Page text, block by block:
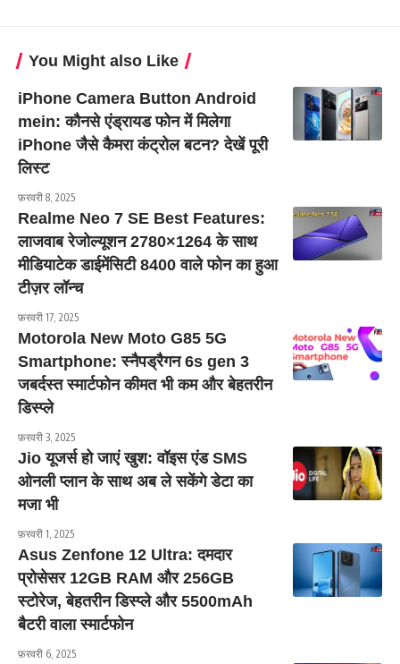
You Might also Like
iPhone Camera Button Android
mein: कौनसे एंड्रायड फोन में मिलेगा
iPhone जैसे कैमरा कंट्रोल बटन? देखें पूरी
लिस्ट
फ़रवरी 8, 2025
Realme Neo 7 SE Best Features:
लाजवाब रेजोल्यूशन 2780×1264 के साथ
मीडियाटेक डाईमेंसिटी 8400 वाले फोन का हुआ
टीज़र लॉन्च
फ़रवरी 17, 2025
Motorola New Moto G85 5G
Smartphone: स्नैपड्रैगन 6s gen 3
जबर्दस्त स्मार्टफोन कीमत भी कम और बेहतरीन
डिस्प्ले
फ़रवरी 3, 2025
Jio यूजर्स हो जाएं खुश: वॉइस एंड SMS
ओनली प्लान के साथ अब ले सकेंगे डेटा का
मजा भी
फ़रवरी 1, 2025
Asus Zenfone 12 Ultra: दमदार
प्रोसेसर 12GB RAM और 256GB
स्टोरेज, बेहतरीन डिस्प्ले और 5500mAh
बैटरी वाला स्मार्टफोन
फ़रवरी 6, 2025